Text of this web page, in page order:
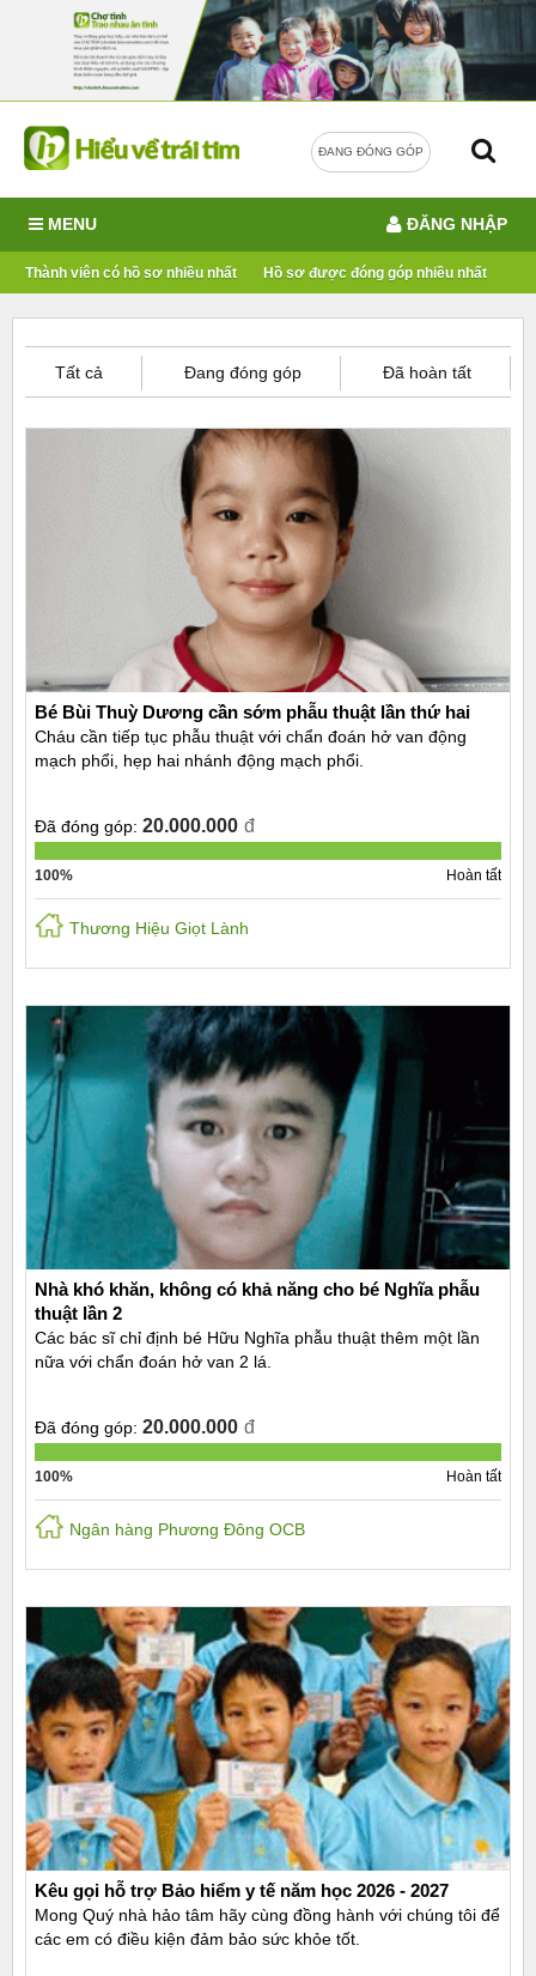
ĐANG ĐÓNG GÓP
MENU
Thành viên có hồ sơ nhiều nhất Hồ sơ được đóng góp nhiều nhất
ĐĂNG NHẬP
Tất cả Đang đóng góp Đã hoàn tất
Bé Bùi Thuỳ Dương cần sớm phẫu thuật lần thứ hai
Cháu cần tiếp tục phẫu thuật với chẩn đoán hở van động
mạch phổi, hẹp hai nhánh động mạch phổi.
Đã đóng góp: 20.000.000 đ
100% Hoàn tất
Thương Hiệu Giọt Lành
Nhà khó khăn, không có khả năng cho bé Nghĩa phẫu
thuật lần 2
Các bác sĩ chỉ định bé Hữu Nghĩa phẫu thuật thêm một lần
nữa với chẩn đoán hở van 2 lá.
Đã đóng góp: 20.000.000 đ
100% Hoàn tất
Ngân hàng Phương Đông OCB
Kêu gọi hỗ trợ Bảo hiểm y tế năm học 2026 - 2027
Mong Quý nhà hảo tâm hãy cùng đồng hành với chúng tôi để
các em có điều kiện đảm bảo sức khỏe tốt.